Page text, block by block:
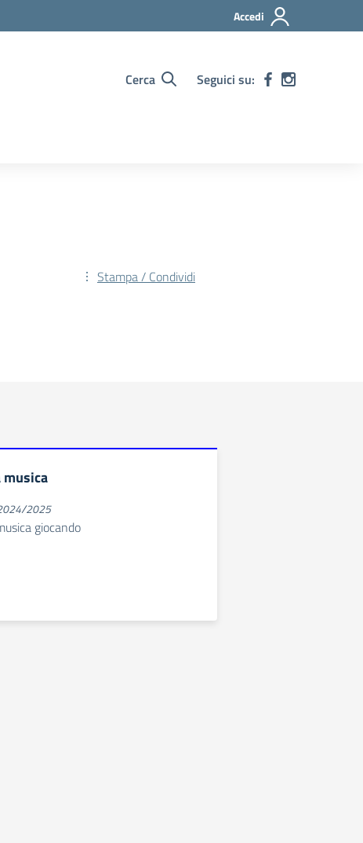
Accedi
Cerca Seguici su:
Stampa / Condividi
2025
giocando